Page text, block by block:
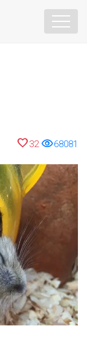
favorite32 visibility68081